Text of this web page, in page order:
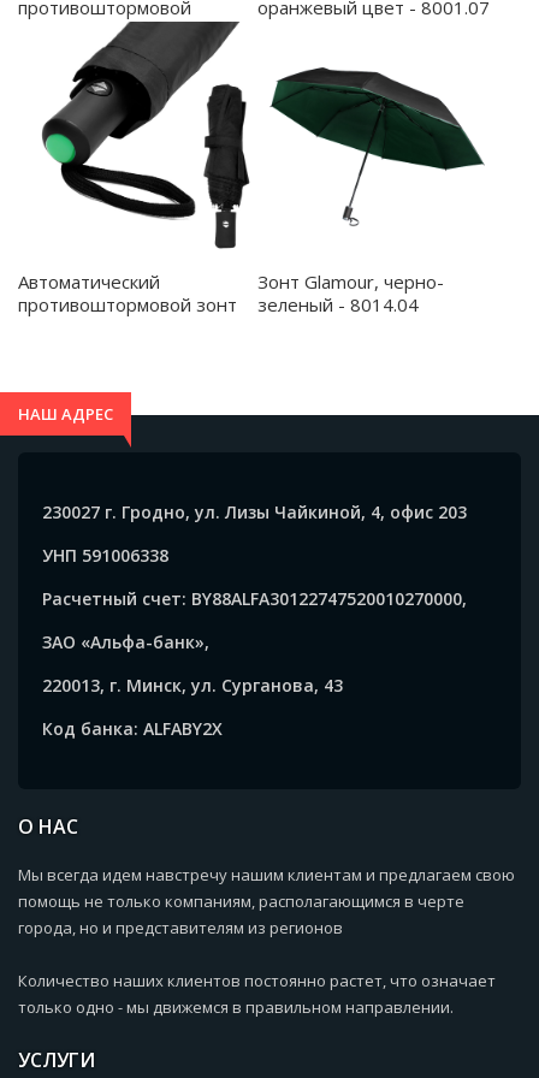
противоштормовой
складной зонт Sherp,
красный - 8010.05
оранжевый цвет - 8001.07
Автоматический
противоштормовой зонт
Зонт Glamour, черно-
зеленый - 8014.04
НАШ АДРЕС
230027 г. Гродно, ул. Лизы Чайкиной, 4, офис 203
УНП 591006338
Расчетный счет: BY88ALFA30122747520010270000,
ЗАО «Альфа-банк»,
220013, г. Минск, ул. Сурганова, 43
Код банка: ALFABY2X
О НАС
Мы всегда идем навстречу нашим клиентам и предлагаем свою
помощь не только компаниям, располагающимся в черте
города, но и представителям из регионов
Количество наших клиентов постоянно растет, что означает
только одно - мы движемся в правильном направлении.
УСЛУГИ